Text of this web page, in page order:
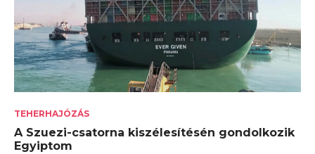
TEHERHAJÓZÁS
A Szuezi-csatorna kiszélesítésén gondolkozik
Egyiptom